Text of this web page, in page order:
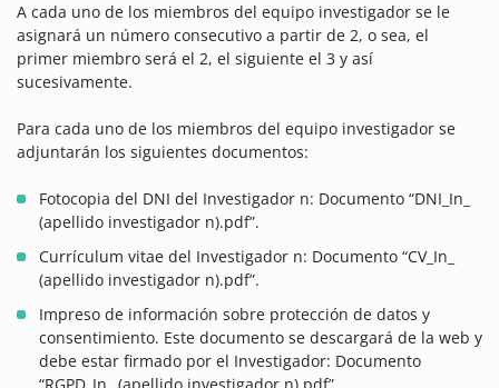
A cada uno de los miembros del equipo investigador se le
asignará un número consecutivo a partir de 2, o sea, el
primer miembro será el 2, el siguiente el 3 y así
sucesivamente.
Para cada uno de los miembros del equipo investigador se
adjuntarán los siguientes documentos:
Fotocopia del DNI del Investigador n: Documento “DNI_In_
(apellido investigador n).pdf”.
Currículum vitae del Investigador n: Documento “CV_In_
(apellido investigador n).pdf”.
Impreso de información sobre protección de datos y
consentimiento. Este documento se descargará de la web y
debe estar firmado por el Investigador: Documento